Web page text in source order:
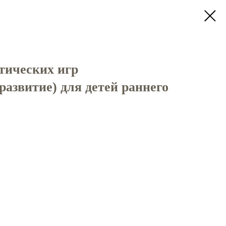
игр
для детей раннего